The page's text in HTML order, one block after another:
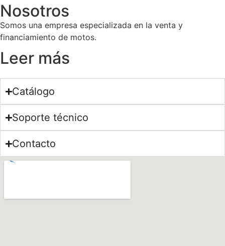
Nosotros
Somos una empresa especializada en la venta y
financiamiento de motos.
Leer más
Catálogo
Soporte técnico
Contacto